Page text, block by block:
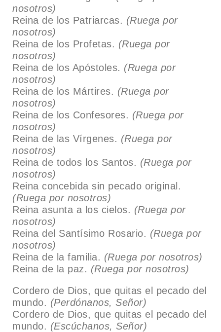
nosotros)
Reina de los Patriarcas. (Ruega por
nosotros)
Reina de los Profetas. (Ruega por
nosotros)
Reina de los Apóstoles. (Ruega por
nosotros)
Reina de los Mártires. (Ruega por
nosotros)
Reina de los Confesores. (Ruega por
nosotros)
Reina de las Vírgenes. (Ruega por
nosotros)
Reina de todos los Santos. (Ruega por
nosotros)
Reina concebida sin pecado original.
(Ruega por nosotros)
Reina asunta a los cielos. (Ruega por
nosotros)
Reina del Santísimo Rosario. (Ruega por
nosotros)
Reina de la familia. (Ruega por nosotros)
Reina de la paz. (Ruega por nosotros)
Cordero de Dios, que quitas el pecado del
mundo. (Perdónanos, Señor)
Cordero de Dios, que quitas el pecado del
mundo. (Escúchanos, Señor)